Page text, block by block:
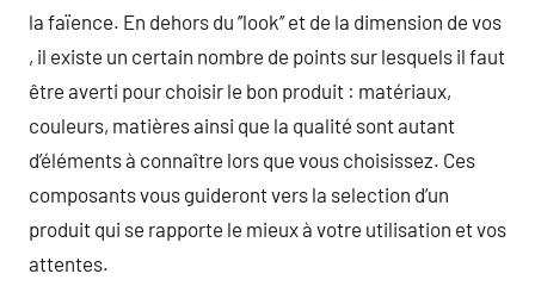
la faïence. En dehors du ’’look’’ et de la dimension de vos
, il existe un certain nombre de points sur lesquels il faut
être averti pour choisir le bon produit : matériaux,
couleurs, matières ainsi que la qualité sont autant
d’éléments à connaître lors que vous choisissez. Ces
composants vous guideront vers la selection d’un
produit qui se rapporte le mieux à votre utilisation et vos
attentes.